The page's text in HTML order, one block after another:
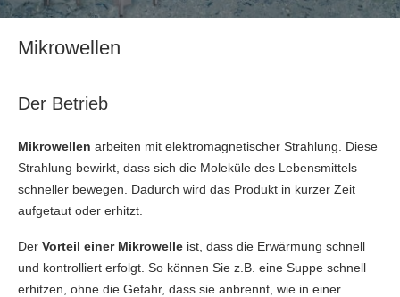
Mikrowellen
Der Betrieb
Mikrowellen arbeiten mit elektromagnetischer Strahlung. Diese
Strahlung bewirkt, dass sich die Moleküle des Lebensmittels
schneller bewegen. Dadurch wird das Produkt in kurzer Zeit
aufgetaut oder erhitzt.
Der Vorteil einer Mikrowelle ist, dass die Erwärmung schnell
und kontrolliert erfolgt. So können Sie z.B. eine Suppe schnell
erhitzen, ohne die Gefahr, dass sie anbrennt, wie in einer